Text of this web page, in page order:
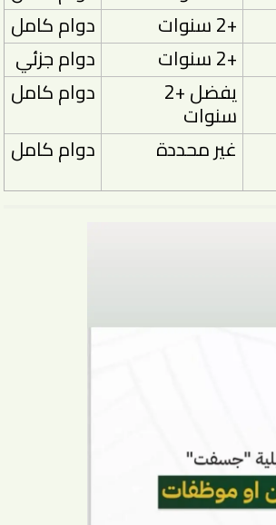
+2 سنوات
دوام كامل
+2 سنوات
دوام جزئي
يفضل +2
سنوات
دوام كامل
غير محددة دوام كامل